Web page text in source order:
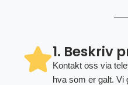
1. Beskriv
Kontakt oss via
hva som er galt. Vi